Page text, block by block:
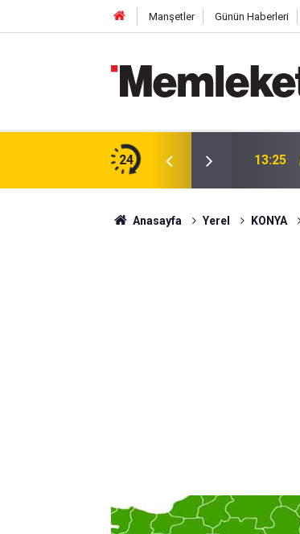
Manşetler Günün Haberleri
24
Tarlaya Gelen Kendi Eliyle Topluyor! 13:25
Anasayfa Yerel KONYA